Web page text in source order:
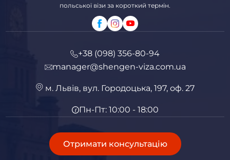
польської візи за короткий термін.
+38 (098) 356-80-94
manager@shengen-viza.com.ua
м. Львів, вул. Городоцька, 197, оф. 27
Пн-Пт: 10:00 - 18:00
Отримати консультацію